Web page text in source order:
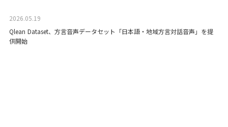
2026.05.19
Qlean Dataset、方言音声データセット「日本語・地域方言対話音声」を提
供開始